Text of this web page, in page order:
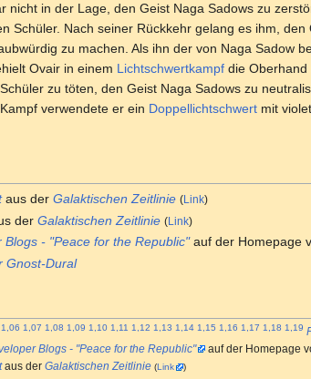
nicht in der Lage, den Geist Naga Sadows zu
Schüler. Nach seiner Rückkehr gelang es ihm, den
zu machen. Als ihn der von Naga Sadow
Ovair in einem Lichtschwertkampf die Oberhand
zu töten, den Geist Naga Sadows zu
verwendete er ein Doppellichtschwert mit
aus derGalaktischen Zeitlinie ( Link)
derGalaktischen Zeitlinie (Link)
- "Peace for the Republic"auf der Homepage
Gnost-Dural
1,06 1,07 1,08 1,09 1,10 1,11 1,12 1,13 1,14 1,15 1,16 1,17 1,18 1,19
Blogs - "Peace for the Republic" auf der Homepage
aus derGalaktischen Zeitlinie (Link )